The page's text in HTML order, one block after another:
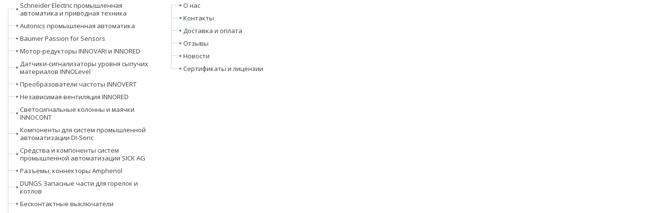
Schneider Electric промышленная
автоматика и приводная техника
Autonics промышленная автоматика
Baumer Passion for Sensors
Мотор-редукторы INNOVARI и INNORED
Датчики-сигнализаторы уровня сыпучих
материалов INNOLevel
Преобразователи частоты INNOVERT
Независимая вентиляция INNORED
Светосигнальные колонны и маячки
INNOCONT
Компоненты для систем промышленной
автоматизации DI-Soric
Средства и компоненты систем
промышленной автоматизации SICK AG
Разъемы, коннекторы Amphenol
DUNGS Запасные части для горелок и
котлов
Бесконтактные выключатели
О нас
Контакты
Доставка и оплата
Отзывы
Новости
Сертификаты и лицензии